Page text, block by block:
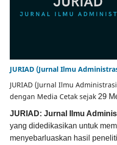
JURIAD (Jurnal Ilmu
JURIAD (Jurnal Ilmu
dengan Media Cetak sejak 29
JURIAD: Jurnal Ilmu
yang didedikasikan untuk
menyebarluaskan hasil